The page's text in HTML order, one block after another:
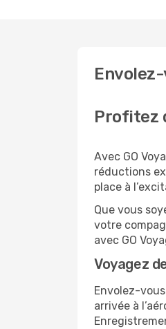
Profitez
Avec GO
réductions
place à
Que vous
votre
avec GO
Voyagez
Envolez-
arrivée à